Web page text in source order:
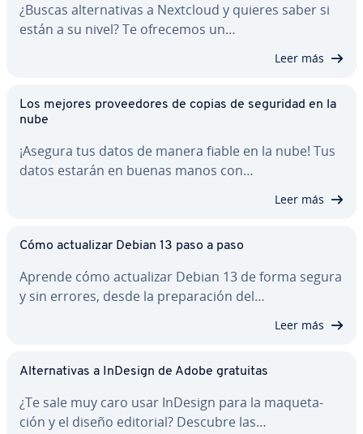
¿Buscas al­te­r­na­ti­vas a Nextcloud y quieres saber si
están a su nivel? Te ofrecemos un…
Leer más
Los mejores pro­vee­do­res de copias de seguridad en la
nube
¡Asegura tus datos de manera fiable en la nube! Tus
datos estarán en buenas manos con…
Leer más
Cómo ac­tua­li­zar Debian 13 paso a paso
Aprende cómo ac­tua­li­zar Debian 13 de forma segura
y sin errores, desde la pre­pa­ra­ción del…
Leer más
Al­te­r­na­ti­vas a InDesign de Adobe gratuitas
¿Te sale muy caro usar InDesign para la ma­que­ta­
ción y el diseño editorial? Descubre las…